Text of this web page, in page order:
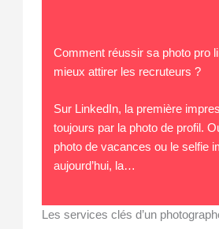
Comment réussir sa photo pro
mieux attirer les recruteurs ?
Sur LinkedIn, la première
toujours par la photo de profil.
photo de vacances ou le selfie
aujourd’hui, la…
Les services clés d’un